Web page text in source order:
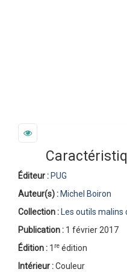
Éditeur : PUG
Auteur(s) : Michel Boiron
Collection : Les outils malins
Publication : 1 février 2017
Édition : 1 re édition
Intérieur :Couleur